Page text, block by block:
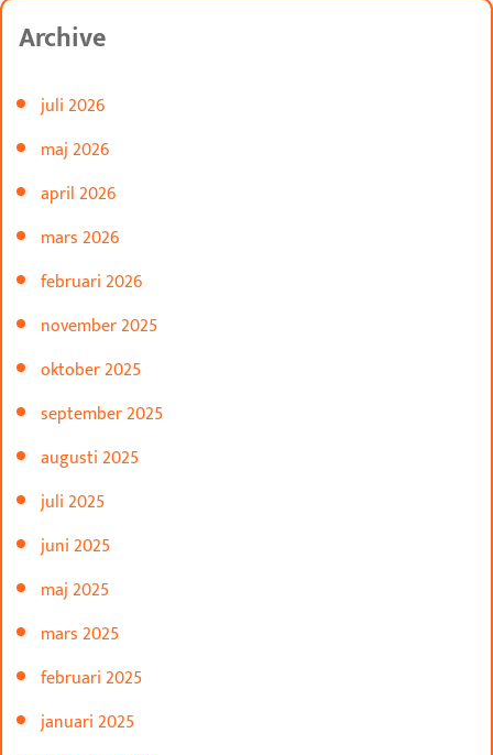
c
Archive
juli 2026
maj 2026
april 2026
mars 2026
februari 2026
november 2025
oktober 2025
september 2025
augusti 2025
juli 2025
juni 2025
maj 2025
mars 2025
februari 2025
januari 2025